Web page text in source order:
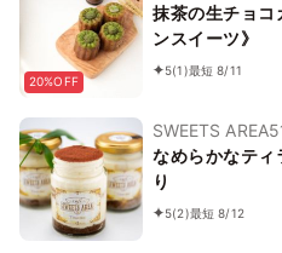
20%OFF
抹茶の生チョ
ンスイーツ》
5(1)最短 8/11
SWEETS
なめらかなティ
り
5(2)最短 8/12